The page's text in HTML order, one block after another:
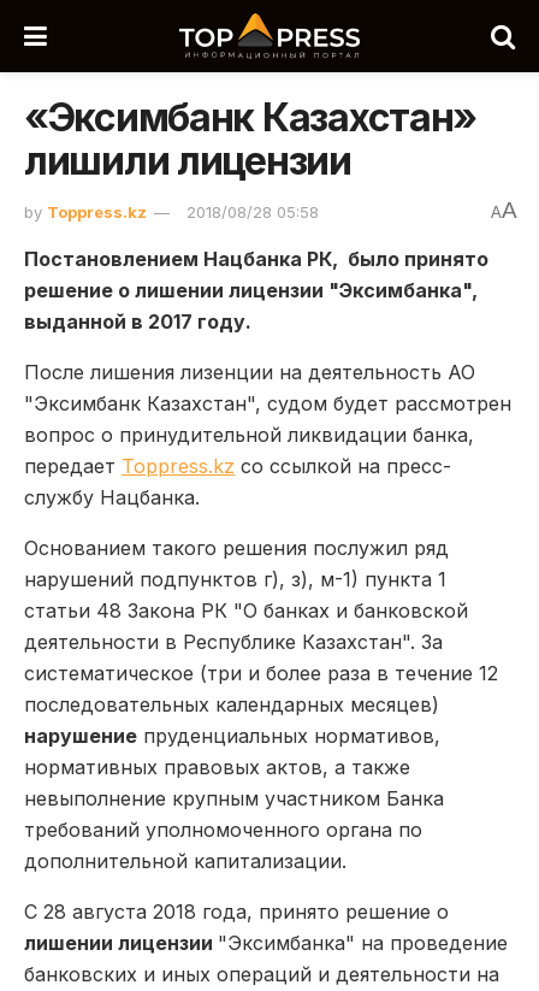
«Эксимбанк Казахстан»
лишили лицензии
by Toppress.kz 2018/08/28 05:58 AA
Постановлением Нацбанка РК, было принято
решение о лишении лицензии "Эксимбанка",
выданной в 2017 году.
После лишения лизенции на деятельность АО
"Эксимбанк Казахстан", судом будет рассмотрен
вопрос о принудительной ликвидации банка,
передает Toppress.kz со ссылкой на пресс-
службу Нацбанка.
Основанием такого решения послужил ряд
нарушений подпунктов г), з), м-1) пункта 1
статьи 48 Закона РК "О банках и банковской
деятельности в Республике Казахстан". За
систематическое (три и более раза в течение 12
последовательных календарных месяцев)
нарушение пруденциальных нормативов,
нормативных правовых актов, а также
невыполнение крупным участником Банка
требований уполномоченного органа по
дополнительной капитализации.
С 28 августа 2018 года, принято решение о
лишении лицензии "Эксимбанка" на проведение
банковских и иных операций и деятельности на